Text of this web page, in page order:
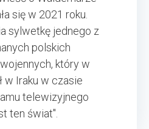
się w 2021 roku.
sylwetkę jednego z
polskich
który w
w Iraku w czasie
telewizyjnego
ten świat".